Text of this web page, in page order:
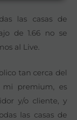
las casas de
de 1.66 no se
al Live.
tan cerca del
premium, es
y/o cliente, y
las casas de